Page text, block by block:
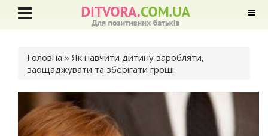
Ви є тут
Головна » Як навчити дитину заробляти,
заощаджувати та зберігати гроші